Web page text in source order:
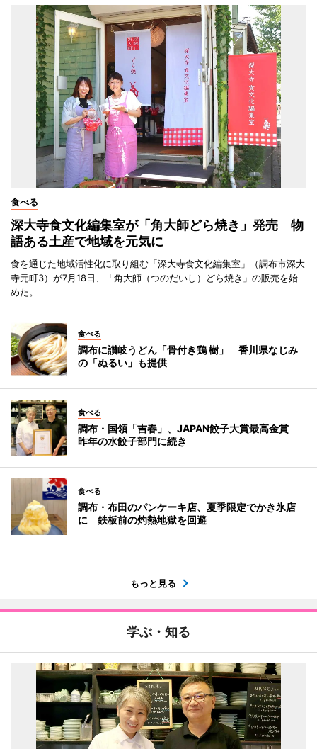
食べる
深大寺食文化編集室が「角大師どら焼き」発売 物
語ある土産で地域を元気に
食を通じた地域活性化に取り組む「深大寺食文化編集室」（調布市深大
寺元町3）が7月18日、「角大師（つのだいし）どら焼き」の販売を始
めた。
食べる
調布に讃岐うどん「骨付き鶏 樹」 香川県なじみ
の「ぬるい」も提供
食べる
調布・国領「吉春」、JAPAN餃子大賞最高金賞
昨年の水餃子部門に続き
食べる
調布・布田のパンケーキ店、夏季限定でかき氷店
に 鉄板前の灼熱地獄を回避
もっと見る
学ぶ・知る